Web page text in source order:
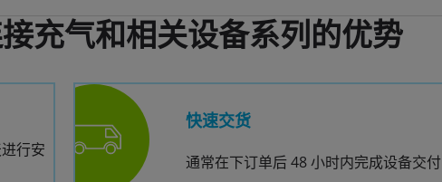
充气和相关设备系列的优势
行安
快速交货
通常在下订单后 48 小时内完成设备交付